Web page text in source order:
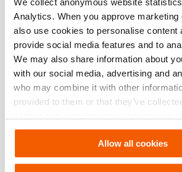
We collect anonymous website
Analytics. When you approve
also use cookies to personalise content
provide social media features and to
We may also share information about
with our social media, advertising and
who may combine it with other
provided to them or that they’ve
Settings. See ourcookiestatement.
Allow all cookies